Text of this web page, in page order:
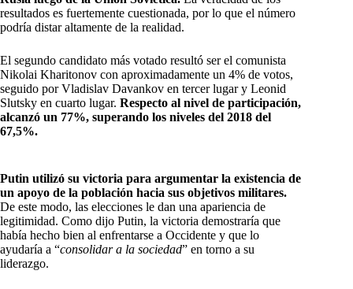
resultados es fuertemente cuestionada, por lo que el número
podría distar altamente de la realidad.
El segundo candidato más votado resultó ser el comunista
Nikolai Kharitonov con aproximadamente un 4% de votos,
seguido por Vladislav Davankov en tercer lugar y Leonid
Slutsky en cuarto lugar. Respecto al nivel de participación,
alcanzó un 77%, superando los niveles del 2018 del
67,5%.
Putin utilizó su victoria para argumentar la existencia de
un apoyo de la población hacia sus objetivos militares.
De este modo, las elecciones le dan una apariencia de
legitimidad. Como dijo Putin, la victoria demostraría que
había hecho bien al enfrentarse a Occidente y que lo
ayudaría a “consolidar a la sociedad” en torno a su
liderazgo.